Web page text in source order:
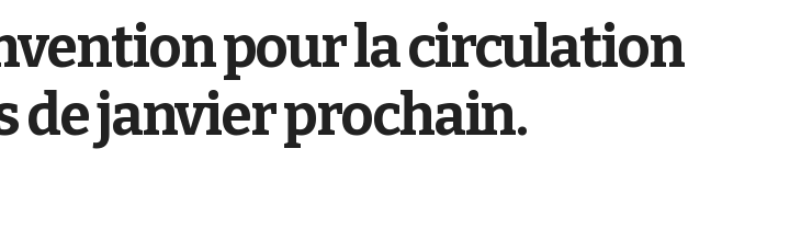
pour la circulation
de janvier prochain.